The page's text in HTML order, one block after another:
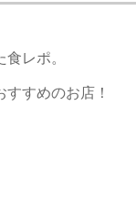
レポ。
すすめのお店！